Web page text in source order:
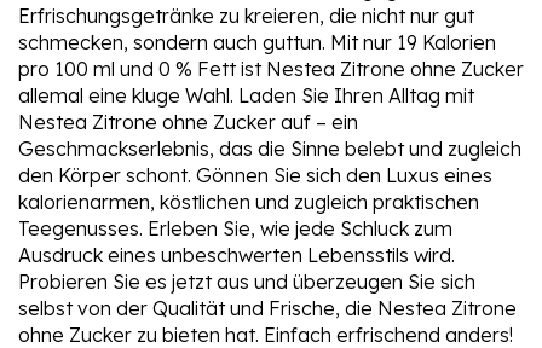
Erfrischungsgetränke zu kreieren, die nicht nur gut
schmecken, sondern auch guttun. Mit nur 19 Kalorien
pro 100 ml und 0 % Fett ist Nestea Zitrone ohne Zucker
allemal eine kluge Wahl. Laden Sie Ihren Alltag mit
Nestea Zitrone ohne Zucker auf – ein
Geschmackserlebnis, das die Sinne belebt und zugleich
den Körper schont. Gönnen Sie sich den Luxus eines
kalorienarmen, köstlichen und zugleich praktischen
Teegenusses. Erleben Sie, wie jede Schluck zum
Ausdruck eines unbeschwerten Lebensstils wird.
Probieren Sie es jetzt aus und überzeugen Sie sich
selbst von der Qualität und Frische, die Nestea Zitrone
ohne Zucker zu bieten hat. Einfach erfrischend anders!